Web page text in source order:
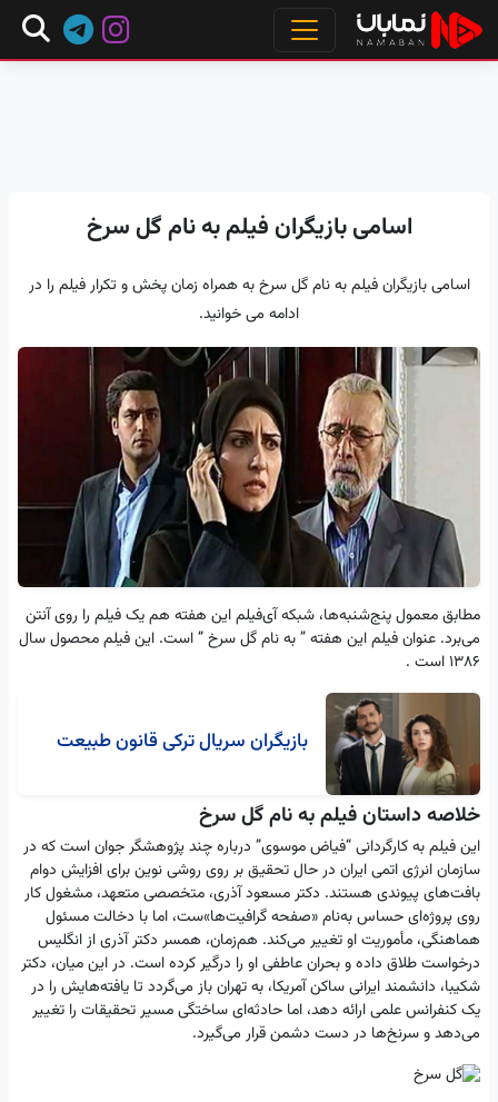
اسامی بازیگران فیلم به نام گل سرخ
اسامی بازیگران فیلم به نام گل سرخ به همراه زمان پخش و تکرار فیلم را در
ادامه می خوانید.
مطابق معمول پنج‌شنبه‌ها، شبکه آی‌فیلم این هفته هم یک فیلم را روی آنتن
می‌برد. عنوان فیلم این هفته ” به نام گل سرخ ” است. این فیلم محصول سال
۱۳۸۶ است .
بازیگران سریال ترکی قانون طبیعت
خلاصه داستان فیلم به نام گل سرخ
این فیلم به کارگردانی “فیاض موسوی” درباره چند پژوهشگر جوان است که در
سازمان انرژی اتمی ایران در حال تحقیق بر روی روشی نوین برای افزایش دوام
بافت‌های پیوندی هستند. دکتر مسعود آذری، متخصصی متعهد، مشغول کار
روی پروژه‌ای حساس به‌نام «صفحه گرافیت‌ها»ست، اما با دخالت مسئول
هماهنگی، مأموریت او تغییر می‌کند. هم‌زمان، همسر دکتر آذری از انگلیس
درخواست طلاق داده و بحران عاطفی او را درگیر کرده است. در این میان، دکتر
شکیبا، دانشمند ایرانی ساکن آمریکا، به تهران باز می‌گردد تا یافته‌هایش را در
یک کنفرانس علمی ارائه دهد، اما حادثه‌ای ساختگی مسیر تحقیقات را تغییر
می‌دهد و سرنخ‌ها در دست دشمن قرار می‌گیرد.